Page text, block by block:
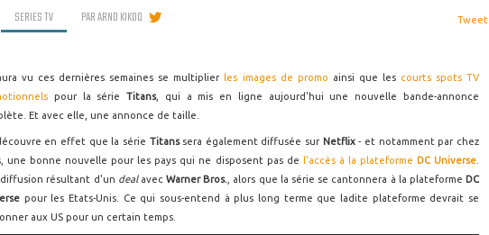
SERIES TV PARARNO KIKOO Tweet
vu ces dernières semaines se multiplier les images de promo ainsi que lescourts spots TV
pour la sérieTitans, qui a mis en ligne aujourd'hui une nouvelle bande-annonce
Et avec elle, une annonce de taille.
en effet que la série Titanssera également diffusée sur Netflix- et notamment par chez
une bonne nouvelle pour les pays qui ne disposent pas de l'accès à la plateforme DC Universe
résultant d'un deal avecWarner Bros. , alors que la série se cantonnera à la plateforme DC
pour les Etats-Unis. Ce qui sous-entend à plus long terme que ladite plateforme devrait se
aux US pour un certain temps.